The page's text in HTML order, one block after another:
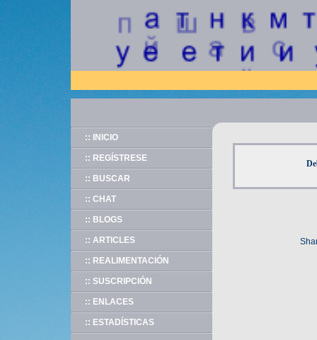
:: INICIO
:: REGÍSTRESE
:: BUSCAR
:: CHAT
:: BLOGS
:: ARTICLES
:: REALIMENTACIÓN
:: SUSCRIPCIÓN
:: ENLACES
:: ESTADÍSTICAS